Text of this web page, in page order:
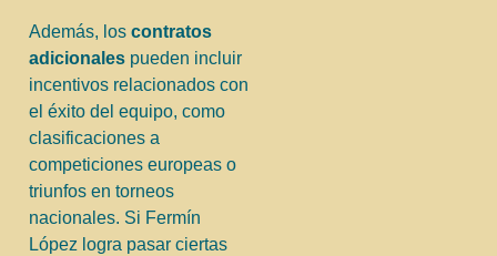
Además, los contratos
adicionales pueden incluir
incentivos relacionados con
el éxito del equipo, como
clasificaciones a
competiciones europeas o
triunfos en torneos
nacionales. Si Fermín
López logra pasar ciertas